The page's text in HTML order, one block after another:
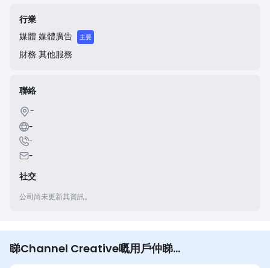
(SEO), pay-per-click (PPC) advertising, and social media
management. They pride themselves on a collaborative
approach, working as an extension of their clients' teams
to deliver creative and effective marketing solutions.
行業
媒體 媒體廣告 主要
財務 其他服務
聯絡
-
-
-
-
社交
公司尚未更新其資訊。
睇Channel Creative嘅用戶仲睇…